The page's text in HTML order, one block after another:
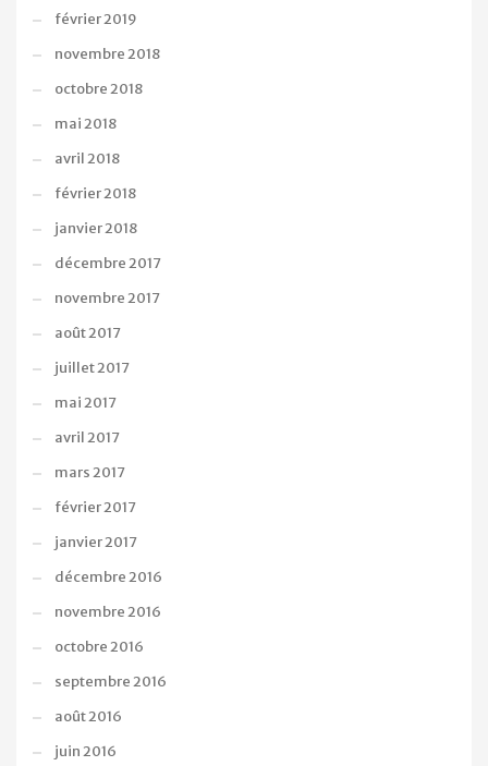
février 2019
novembre 2018
octobre 2018
mai 2018
avril 2018
février 2018
janvier 2018
décembre 2017
novembre 2017
août 2017
juillet 2017
mai 2017
avril 2017
mars 2017
février 2017
janvier 2017
décembre 2016
novembre 2016
octobre 2016
septembre 2016
août 2016
juin 2016